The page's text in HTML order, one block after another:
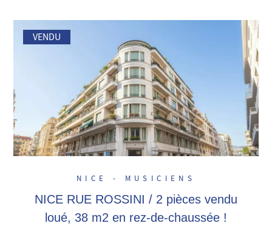
VENDU
NICE - MUSICIENS
NICE RUE ROSSINI / 2 pièces vendu
loué, 38 m2 en rez-de-chaussée !